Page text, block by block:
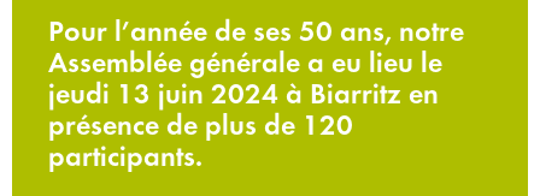
Pour l’année de ses 50 ans, notre
Assemblée générale a eu lieu le
jeudi 13 juin 2024 à Biarritz en
présence de plus de 120
participants.